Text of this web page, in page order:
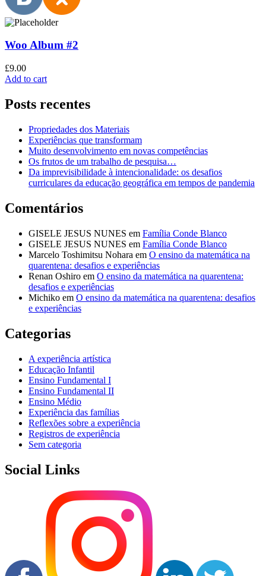
Woo Album #2
£9.00
Add to cart
Posts recentes
Propriedades dos Materiais
Experiências que transformam
Muito desenvolvimento em novas competências
Os frutos de um trabalho de pesquisa…
Da imprevisibilidade à intencionalidade: os desafios
curriculares da educação geográfica em tempos de pandemia
Comentários
GISELE JESUS NUNES em Família Conde Blanco
GISELE JESUS NUNES em Família Conde Blanco
Marcelo Toshimitsu Nohara em O ensino da matemática na
quarentena: desafios e experiências
Renan Oshiro em O ensino da matemática na quarentena:
desafios e experiências
Michiko em O ensino da matemática na quarentena: desafios
e experiências
Categorias
A experiência artística
Educação Infantil
Ensino Fundamental I
Ensino Fundamental II
Ensino Médio
Experiência das famílias
Reflexões sobre a experiência
Registros de experiência
Sem categoria
Social Links